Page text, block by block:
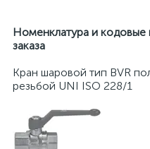
Номенклатура и кодовые
заказа
Кран шаровой тип BVR
резьбой UNI ISO 228/1